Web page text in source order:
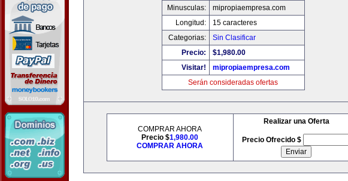
Minusculas:
mipropiaempresa.com
Longitud:
15 caracteres
Categorias:
Sin Clasificar
Precio:
$1,980.00
Visitar!
mipropiaempresa.com
Serán consideradas ofertas
COMPRAR AHORA
Precio $1,980.00
COMPRAR AHORA
Realizar una Oferta
Precio Ofrecido $